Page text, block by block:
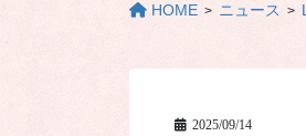
HOME ニュース
2025/09/14